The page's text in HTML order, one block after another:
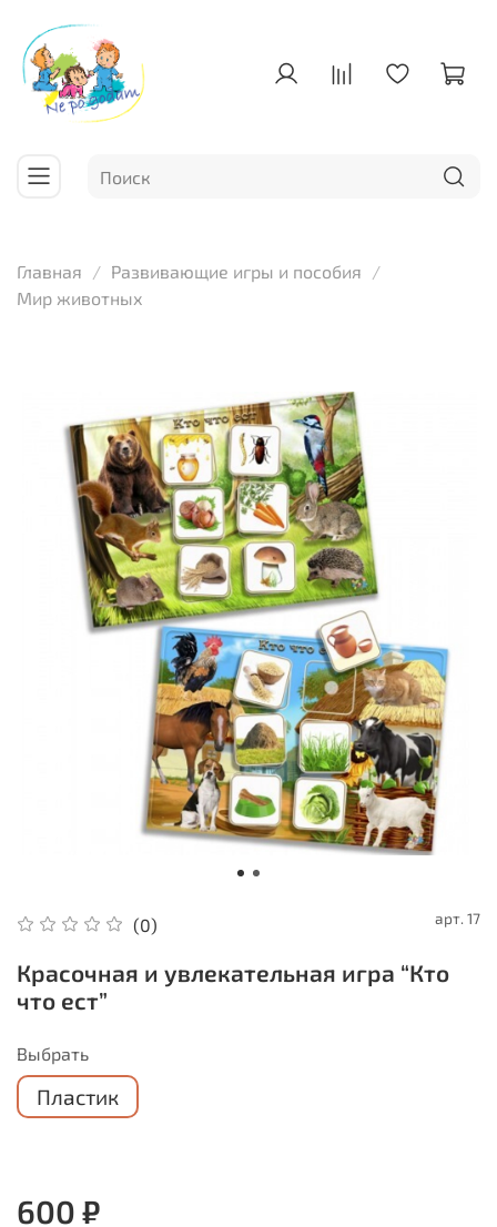
Главная
Развивающие игры и пособия
Мир животных
(0) арт. 17
Красочная и увлекательная игра “Кто
что ест”
Выбрать
Пластик
600 ₽